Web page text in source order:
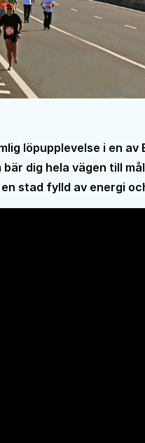
löpupplevelse i en
dig hela vägen till
stad fylld av energi